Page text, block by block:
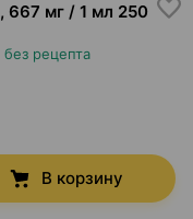
, 667 мг / 1 мл 250
без рецепта
В корзину